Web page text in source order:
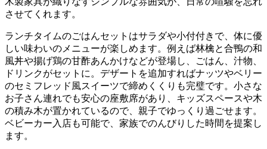
させてくれます。
ランチタイムのごはんセットはサラダや小付付きで、体に優
しい味わいのメニューが楽しめます。例えば林檎と合鴨の和
風丼や揚げ鶏の甘酢あんかけなどが登場し、ごはん、汁物、
ドリンクがセットに。デザートを追加すればナッツやベリー
のセミフレッド風スイーツで締めくくりも完璧です。小さな
お子さん連れでも安心の座敷席があり、キッズスペースや木
の積み木が置かれているので、親子でゆっくり過ごせます。
ベビーカー入店も可能で、家族でのんびりした時間を提案し
ます。